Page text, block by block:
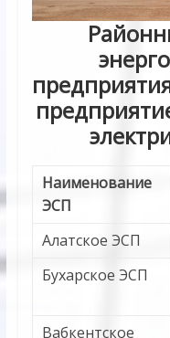
Наименование
ЭСП
Алатское ЭСП
Бухарcкое ЭСП
Вабкентское